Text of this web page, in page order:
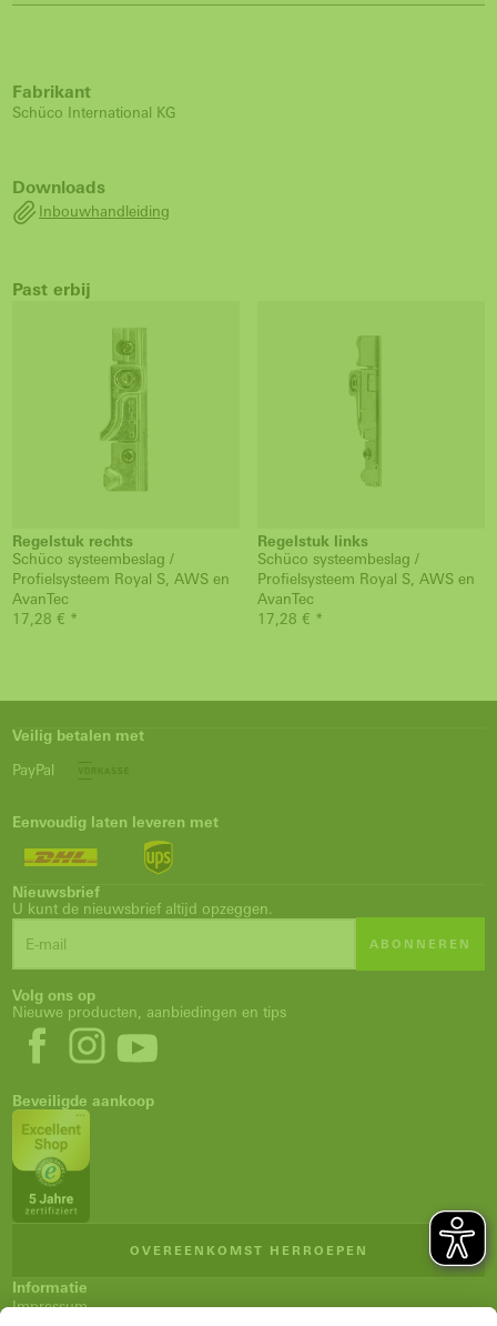
Fabrikant
Schüco International KG
Downloads
Inbouwhandleiding
Past erbij
Regelstuk rechts
Schüco systeembeslag /
Profielsysteem Royal S, AWS en
AvanTec
17,28 € *
Regelstuk links
Schüco systeembeslag /
Profielsysteem Royal S, AWS en
AvanTec
17,28 € *
Veilig betalen met
PayPal
Eenvoudig laten leveren met
Nieuwsbrief
U kunt de nieuwsbrief altijd opzeggen.
ABONNEREN
Volg ons op
Nieuwe producten, aanbiedingen en tips
Beveiligde aankoop
OVEREENKOMST HERROEPEN
Informatie
Impressum